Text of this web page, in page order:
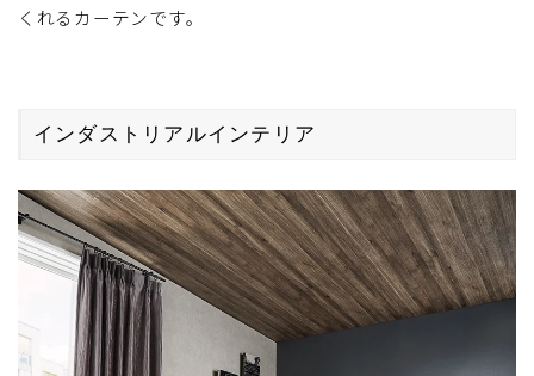
くれるカーテンです。
インダストリアルインテリア